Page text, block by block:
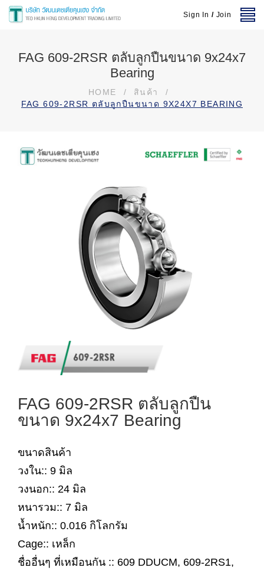
Sign In / Join
FAG 609-2RSR ตลับลูกปืนขนาด 9x24x7
Bearing
HOME / สินค้า
/
FAG 609-2RSR ตลับลูกปืนขนาด 9X24X7 BEARING
FAG 609-2RSR ตลับลูกปืน
ขนาด 9x24x7 Bearing
ขนาดสินค้า
วงใน:: 9 มิล
วงนอก:: 24 มิล
หนารวม:: 7 มิล
น้ำหนัก:: 0.016 กิโลกรัม
Cage:: เหล็ก
ชื่ออื่นๆ ที่เหมือนกัน :: 609 DDUCM, 609-2RS1,